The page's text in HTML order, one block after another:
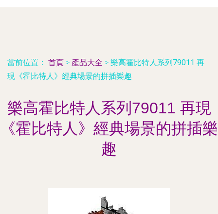
當前位置： 首頁 > 產品大全 > 樂高霍比特人系列79011 再
現《霍比特人》經典場景的拼插樂趣
樂高霍比特人系列79011 再現
《霍比特人》經典場景的拼插樂
趣